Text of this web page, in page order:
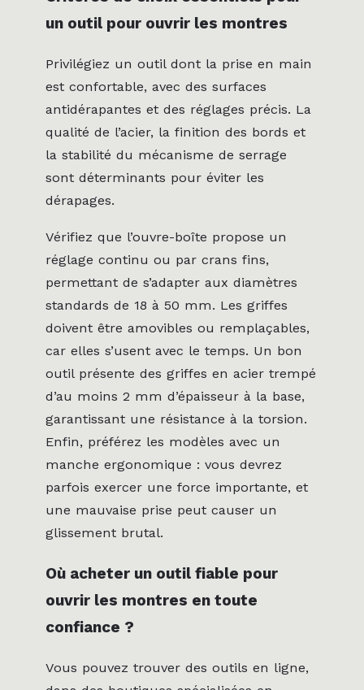
un outil pour ouvrir les montres
Privilégiez un outil dont la prise en main
est confortable, avec des surfaces
antidérapantes et des réglages précis. La
qualité de l’acier, la finition des bords et
la stabilité du mécanisme de serrage
sont déterminants pour éviter les
dérapages.
Vérifiez que l’ouvre-boîte propose un
réglage continu ou par crans fins,
permettant de s’adapter aux diamètres
standards de 18 à 50 mm. Les griffes
doivent être amovibles ou remplaçables,
car elles s’usent avec le temps. Un bon
outil présente des griffes en acier trempé
d’au moins 2 mm d’épaisseur à la base,
garantissant une résistance à la torsion.
Enfin, préférez les modèles avec un
manche ergonomique : vous devrez
parfois exercer une force importante, et
une mauvaise prise peut causer un
glissement brutal.
Où acheter un outil fiable pour
ouvrir les montres en toute
confiance ?
Vous pouvez trouver des outils en ligne,